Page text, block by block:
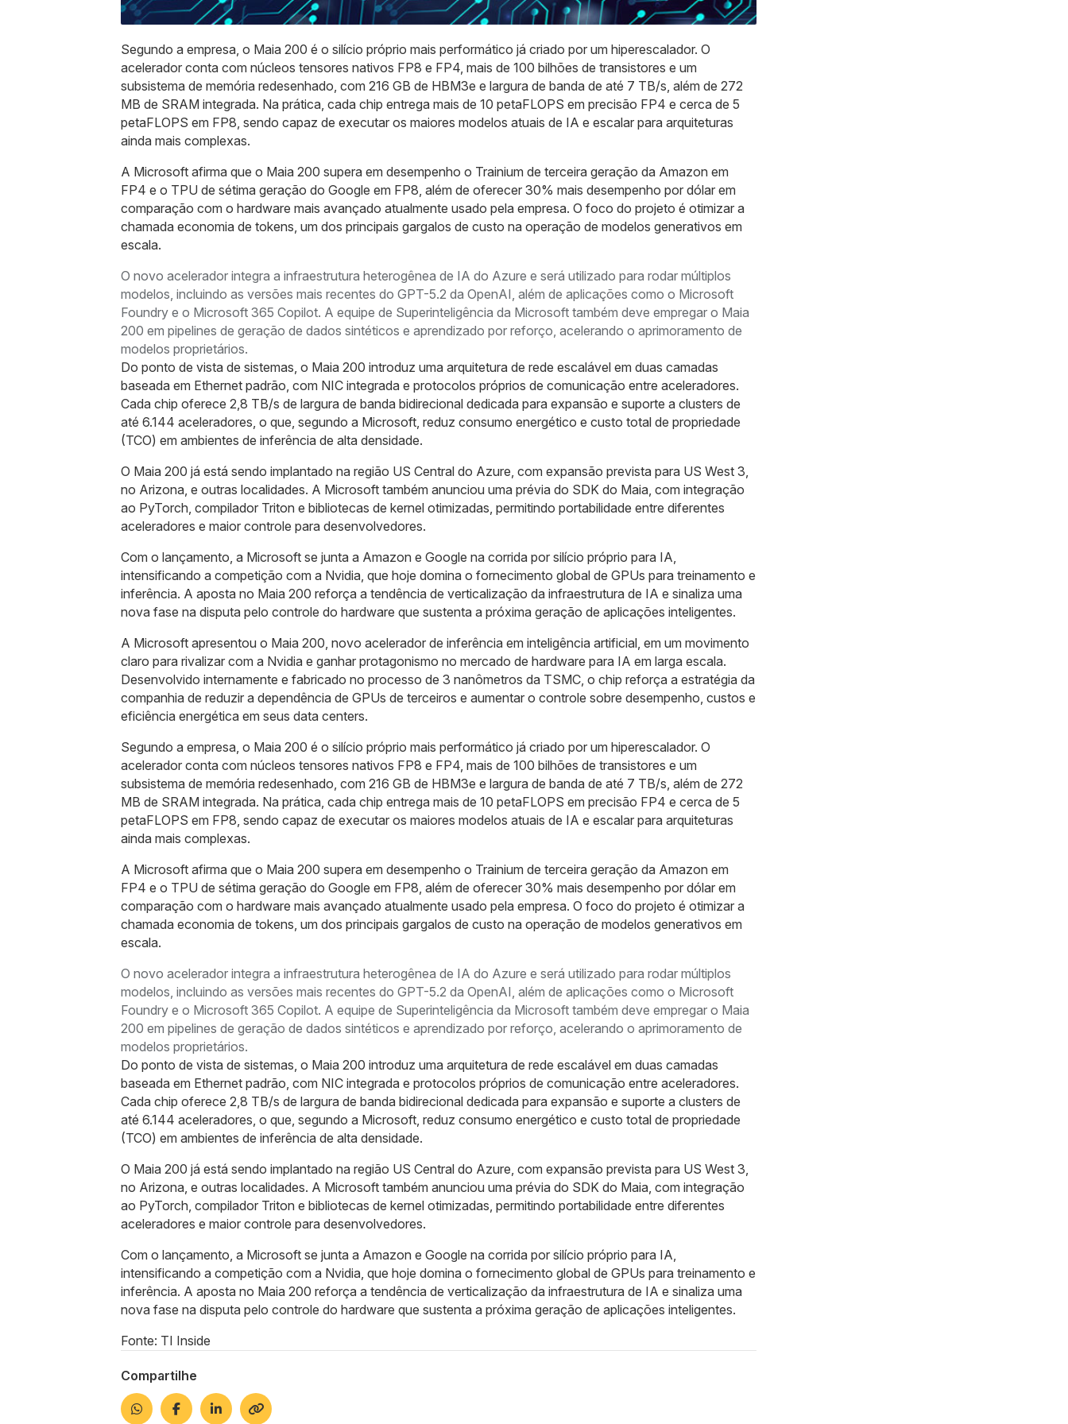
Segundo a empresa, o Maia 200 é o silício próprio mais performático já criado por um hiperescalador. O
acelerador conta com núcleos tensores nativos FP8 e FP4, mais de 100 bilhões de transistores e um
subsistema de memória redesenhado, com 216 GB de HBM3e e largura de banda de até 7 TB/s, além de 272
MB de SRAM integrada. Na prática, cada chip entrega mais de 10 petaFLOPS em precisão FP4 e cerca de 5
petaFLOPS em FP8, sendo capaz de executar os maiores modelos atuais de IA e escalar para arquiteturas
ainda mais complexas.
A Microsoft afirma que o Maia 200 supera em desempenho o Trainium de terceira geração da Amazon em
FP4 e o TPU de sétima geração do Google em FP8, além de oferecer 30% mais desempenho por dólar em
comparação com o hardware mais avançado atualmente usado pela empresa. O foco do projeto é otimizar a
chamada economia de tokens, um dos principais gargalos de custo na operação de modelos generativos em
escala.
O novo acelerador integra a infraestrutura heterogênea de IA do Azure e será utilizado para rodar múltiplos
modelos, incluindo as versões mais recentes do GPT-5.2 da OpenAI, além de aplicações como o Microsoft
Foundry e o Microsoft 365 Copilot. A equipe de Superinteligência da Microsoft também deve empregar o Maia
200 em pipelines de geração de dados sintéticos e aprendizado por reforço, acelerando o aprimoramento de
modelos proprietários.
Do ponto de vista de sistemas, o Maia 200 introduz uma arquitetura de rede escalável em duas camadas
baseada em Ethernet padrão, com NIC integrada e protocolos próprios de comunicação entre aceleradores.
Cada chip oferece 2,8 TB/s de largura de banda bidirecional dedicada para expansão e suporte a clusters de
até 6.144 aceleradores, o que, segundo a Microsoft, reduz consumo energético e custo total de propriedade
(TCO) em ambientes de inferência de alta densidade.
O Maia 200 já está sendo implantado na região US Central do Azure, com expansão prevista para US West 3,
no Arizona, e outras localidades. A Microsoft também anunciou uma prévia do SDK do Maia, com integração
ao PyTorch, compilador Triton e bibliotecas de kernel otimizadas, permitindo portabilidade entre diferentes
aceleradores e maior controle para desenvolvedores.
Com o lançamento, a Microsoft se junta a Amazon e Google na corrida por silício próprio para IA,
intensificando a competição com a Nvidia, que hoje domina o fornecimento global de GPUs para treinamento e
inferência. A aposta no Maia 200 reforça a tendência de verticalização da infraestrutura de IA e sinaliza uma
nova fase na disputa pelo controle do hardware que sustenta a próxima geração de aplicações inteligentes.
A Microsoft apresentou o Maia 200, novo acelerador de inferência em inteligência artificial, em um movimento
claro para rivalizar com a Nvidia e ganhar protagonismo no mercado de hardware para IA em larga escala.
Desenvolvido internamente e fabricado no processo de 3 nanômetros da TSMC, o chip reforça a estratégia da
companhia de reduzir a dependência de GPUs de terceiros e aumentar o controle sobre desempenho, custos e
eficiência energética em seus data centers.
Segundo a empresa, o Maia 200 é o silício próprio mais performático já criado por um hiperescalador. O
acelerador conta com núcleos tensores nativos FP8 e FP4, mais de 100 bilhões de transistores e um
subsistema de memória redesenhado, com 216 GB de HBM3e e largura de banda de até 7 TB/s, além de 272
MB de SRAM integrada. Na prática, cada chip entrega mais de 10 petaFLOPS em precisão FP4 e cerca de 5
petaFLOPS em FP8, sendo capaz de executar os maiores modelos atuais de IA e escalar para arquiteturas
ainda mais complexas.
A Microsoft afirma que o Maia 200 supera em desempenho o Trainium de terceira geração da Amazon em
FP4 e o TPU de sétima geração do Google em FP8, além de oferecer 30% mais desempenho por dólar em
comparação com o hardware mais avançado atualmente usado pela empresa. O foco do projeto é otimizar a
chamada economia de tokens, um dos principais gargalos de custo na operação de modelos generativos em
escala.
O novo acelerador integra a infraestrutura heterogênea de IA do Azure e será utilizado para rodar múltiplos
modelos, incluindo as versões mais recentes do GPT-5.2 da OpenAI, além de aplicações como o Microsoft
Foundry e o Microsoft 365 Copilot. A equipe de Superinteligência da Microsoft também deve empregar o Maia
200 em pipelines de geração de dados sintéticos e aprendizado por reforço, acelerando o aprimoramento de
modelos proprietários.
Do ponto de vista de sistemas, o Maia 200 introduz uma arquitetura de rede escalável em duas camadas
baseada em Ethernet padrão, com NIC integrada e protocolos próprios de comunicação entre aceleradores.
Cada chip oferece 2,8 TB/s de largura de banda bidirecional dedicada para expansão e suporte a clusters de
até 6.144 aceleradores, o que, segundo a Microsoft, reduz consumo energético e custo total de propriedade
(TCO) em ambientes de inferência de alta densidade.
O Maia 200 já está sendo implantado na região US Central do Azure, com expansão prevista para US West 3,
no Arizona, e outras localidades. A Microsoft também anunciou uma prévia do SDK do Maia, com integração
ao PyTorch, compilador Triton e bibliotecas de kernel otimizadas, permitindo portabilidade entre diferentes
aceleradores e maior controle para desenvolvedores.
Com o lançamento, a Microsoft se junta a Amazon e Google na corrida por silício próprio para IA,
intensificando a competição com a Nvidia, que hoje domina o fornecimento global de GPUs para treinamento e
inferência. A aposta no Maia 200 reforça a tendência de verticalização da infraestrutura de IA e sinaliza uma
nova fase na disputa pelo controle do hardware que sustenta a próxima geração de aplicações inteligentes.
Fonte: TI Inside
Compartilhe